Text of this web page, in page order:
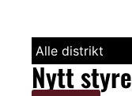
Alle distrikt
Nytt